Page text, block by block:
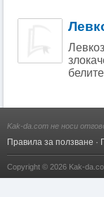
Kak-da.com не носи
Правила за ползване ·
Copyright © 2026 Kak-